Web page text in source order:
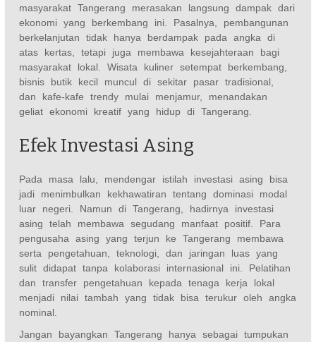
masyarakat Tangerang merasakan langsung dampak dari
ekonomi yang berkembang ini. Pasalnya, pembangunan
berkelanjutan tidak hanya berdampak pada angka di
atas kertas, tetapi juga membawa kesejahteraan bagi
masyarakat lokal. Wisata kuliner setempat berkembang,
bisnis butik kecil muncul di sekitar pasar tradisional,
dan kafe-kafe trendy mulai menjamur, menandakan
geliat ekonomi kreatif yang hidup di Tangerang.
Efek Investasi Asing
Pada masa lalu, mendengar istilah investasi asing bisa
jadi menimbulkan kekhawatiran tentang dominasi modal
luar negeri. Namun di Tangerang, hadirnya investasi
asing telah membawa segudang manfaat positif. Para
pengusaha asing yang terjun ke Tangerang membawa
serta pengetahuan, teknologi, dan jaringan luas yang
sulit didapat tanpa kolaborasi internasional ini. Pelatihan
dan transfer pengetahuan kepada tenaga kerja lokal
menjadi nilai tambah yang tidak bisa terukur oleh angka
nominal.
Jangan bayangkan Tangerang hanya sebagai tumpukan